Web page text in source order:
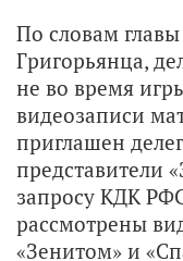
По словам
Григорьянца,
не во время
видеозаписи
приглашен
представители
запросу КДК
рассмотрены
«Зенитом» и